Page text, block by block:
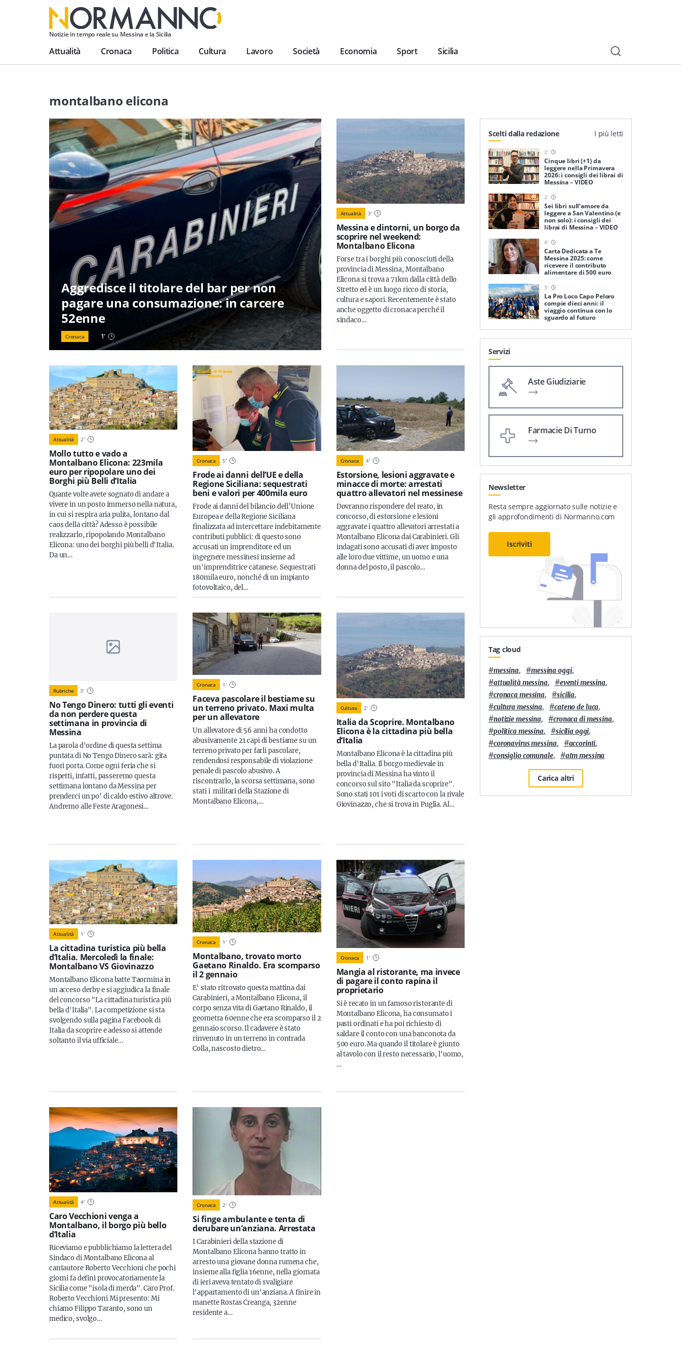
Notizie in tempo reale su Messina e la Sicilia
Attualità Cronaca Politica Cultura Lavoro Società Economia Sport Sicilia
montalbano elicona
Aggredisce il titolare del bar per non
pagare una consumazione: in carcere
52enne
Cronaca 1'
Attualità 3'
Messina e dintorni, un borgo da
scoprire nel weekend:
Montalbano Elicona
Forse tra i borghi più conosciuti della
provincia di Messina, Montalbano
Elicona si trova a 71km dalla città dello
Stretto ed è un luogo ricco di storia,
cultura e sapori. Recentemente è stato
anche oggetto di cronaca perché il
sindaco…
Attualità 2'
Mollo tutto e vado a
Montalbano Elicona: 223mila
euro per ripopolare uno dei
Borghi più Belli d’Italia
Quante volte avete sognato di andare a
vivere in un posto immerso nella natura,
in cui si respira aria pulita, lontano dal
caos della città? Adesso è possibile
realizzarlo, ripopolando Montalbano
Elicona: uno dei borghi più belli d'Italia.
Da un…
Cronaca 5'
Frode ai danni dell’UE e della
Regione Siciliana: sequestrati
beni e valori per 400mila euro
Frode ai danni del bilancio dell’Unione
Europea e della Regione Siciliana
finalizzata ad intercettare indebitamente
contributi pubblici: di questo sono
accusati un imprenditore ed un
ingegnere messinesi insieme ad
un'imprenditrice catanese. Sequestrati
180mila euro, nonché di un impianto
fotovoltaico, del…
Cronaca 4'
Estorsione, lesioni aggravate e
minacce di morte: arrestati
quattro allevatori nel messinese
Dovranno rispondere del reato, in
concorso, di estorsione e lesioni
aggravate i quattro allevatori arrestati a
Montalbano Elicona dai Carabinieri. Gli
indagati sono accusati di aver imposto
alle loro due vittime, un uomo e una
donna del posto, il pascolo…
Rubriche 3'
No Tengo Dinero: tutti gli eventi
da non perdere questa
settimana in provincia di
Messina
La parola d'ordine di questa settima
puntata di No Tengo Dinero sarà: gita
fuori porta. Come ogni feria che si
rispetti, infatti, passeremo questa
settimana lontano da Messina per
prenderci un po' di caldo estivo altrove.
Andremo alle Feste Aragonesi…
Cronaca 1'
Faceva pascolare il bestiame su
un terreno privato. Maxi multa
per un allevatore
Un allevatore di 56 anni ha condotto
abusivamente 21 capi di bestiame su un
terreno privato per farli pascolare,
rendendosi responsabile di violazione
penale di pascolo abusivo. A
riscontrarlo, la scorsa settimana, sono
stati i militari della Stazione di
Montalbano Elicona,…
Cultura 2'
Italia da Scoprire. Montalbano
Elicona è la cittadina più bella
d’Italia
Montalbano Elicona è la cittadina più
bella d'Italia. Il borgo medievale in
provincia di Messina ha vinto il
concorso sul sito "Italia da scoprire".
Sono stati 101 i voti di scarto con la rivale
Giovinazzo, che si trova in Puglia. Al…
Attualità 1'
La cittadina turistica più bella
d’Italia. Mercoledì la finale:
Montalbano VS Giovinazzo
Montalbano Elicona batte Taormina in
un acceso derby e si aggiudica la finale
del concorso "La cittadina turistica più
bella d'Italia". La competizione si sta
svolgendo sulla pagina Facebook di
Italia da scoprire e adesso si attende
soltanto il via ufficiale…
Cronaca 1'
Montalbano, trovato morto
Gaetano Rinaldo. Era scomparso
il 2 gennaio
E' stato ritrovato questa mattina dai
Carabinieri, a Montalbano Elicona, il
corpo senza vita di Gaetano Rinaldo, il
geometra 60enne che era scomparso il 2
gennaio scorso. Il cadavere è stato
rinvenuto in un terreno in contrada
Colla, nascosto dietro…
Cronaca 1'
Mangia al ristorante, ma invece
di pagare il conto rapina il
proprietario
Si è recato in un famoso ristorante di
Montalbano Elicona, ha consumato i
pasti ordinati e ha poi richiesto di
saldare il conto con una banconota da
500 euro. Ma quando il titolare è giunto
al tavolo con il resto necessario, l'uomo,
…
Attualità 4'
Caro Vecchioni venga a
Montalbano, il borgo più bello
d’Italia
Riceviamo e pubblichiamo la lettera del
Sindaco di Montalbano Elicona al
cantautore Roberto Vecchioni che pochi
giorni fa definì provocatoriamente la
Sicilia come "isola di merda". Caro Prof.
Roberto Vecchioni Mi presento: Mi
chiamo Filippo Taranto, sono un
medico, svolgo…
Cronaca 2'
Si finge ambulante e tenta di
derubare un’anziana. Arrestata
I Carabinieri della stazione di
Montalbano Elicona hanno tratto in
arresto una giovane donna rumena che,
insieme alla figlia 16enne, nella giornata
di ieri aveva tentato di svaligiare
l'appartamento di un'anziana. A finire in
manette Rostas Creanga, 32enne
residente a…
Scelti dalla redazione I più letti
2'
Cinque libri (+1) da
leggere nella Primavera
2026: i consigli dei librai di
Messina – VIDEO
2'
Sei libri sull’amore da
leggere a San Valentino (e
non solo): i consigli dei
librai di Messina – VIDEO
4'
Carta Dedicata a Te
Messina 2025: come
ricevere il contributo
alimentare di 500 euro
3'
La Pro Loco Capo Peloro
compie dieci anni: il
viaggio continua con lo
sguardo al futuro
Servizi
Aste Giudiziarie
Farmacie Di Turno
Newsletter
Resta sempre aggiornato sulle notizie e
gli approfondimenti di Normanno.com
Iscriviti
Tag cloud
#messina, #messina oggi,
#attualità messina, #eventi messina,
#cronaca messina, #sicilia,
#cultura messina, #cateno de luca,
#notizie messina, #cronaca di messina,
#politica messina, #sicilia oggi,
#coronavirus messina, #accorinti,
#consiglio comunale, #atm messina
Carica altri